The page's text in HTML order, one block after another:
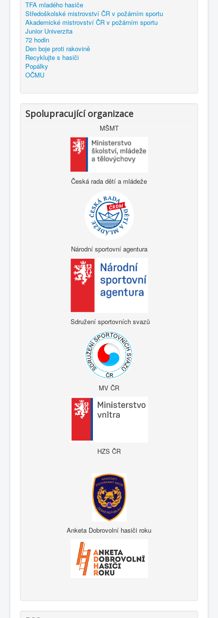
TFA mladého hasiče
Středoškolské mistrovství ČR v požárním sportu
Akademické mistrovství ČR v požárním sportu
Junior Univerzita
72 hodin
Den boje proti rakovině
Recyklujte s hasiči
Popálky
OČMU
Spolupracující organizace
MŠMT
Česká rada dětí a mládeže
Národní sportovní agentura
Sdružení sportovních svazů
MV ČR
HZS ČR
Anketa Dobrovolní hasiči roku